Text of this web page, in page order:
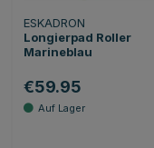
ESKADRON
Longierpad Roller
Marineblau
€59.95